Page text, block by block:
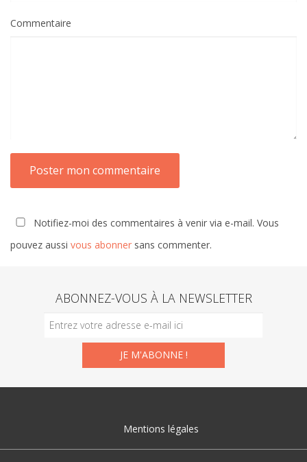
Commentaire
Notifiez-moi des commentaires à venir via e-mail. Vous
pouvez aussi vous abonner sans commenter.
ABONNEZ-VOUS À LA NEWSLETTER
Mentions légales